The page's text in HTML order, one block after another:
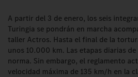
A partir del 3 de enero, los seis
Turingia se pondrán en marcha
taller Actros. Hasta el final de la
unos 10.000 km. Las etapas diarias
norma. Sin embargo, el reglamento
velocidad máxima de 135 km/h en la